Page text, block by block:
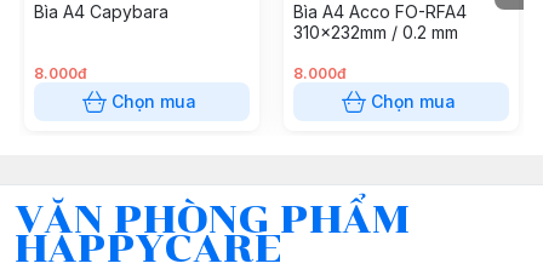
Bìa A4 Capybara
8.000đ
Chọn mua
Bìa A4 Acco FO-RFA4
310x232mm / 0.2 mm
8.000đ
Chọn mua
VĂN PHÒNG PHẨM
HAPPYCARE